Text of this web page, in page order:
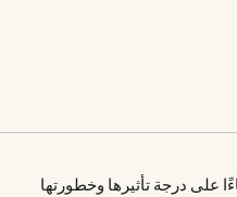
على درجة تأثيرها وخطورتها